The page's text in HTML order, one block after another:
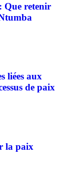
Que retenir
liées aux
de paix
la paix